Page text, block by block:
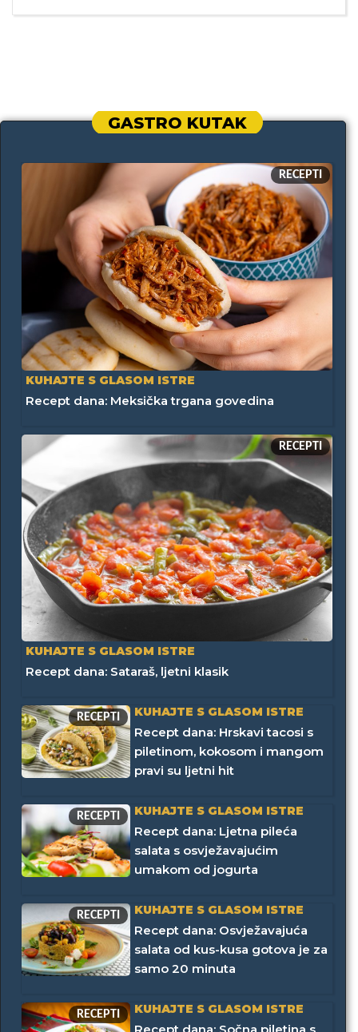
GASTRO KUTAK
RECEPTI
KUHAJTE S GLASOM ISTRE
Recept dana: Meksička trgana govedina
RECEPTI
KUHAJTE S GLASOM ISTRE
Recept dana: Sataraš, ljetni klasik
RECEPTI KUHAJTE S GLASOM ISTRE
Recept dana: Hrskavi tacosi s
piletinom, kokosom i mangom
pravi su ljetni hit
RECEPTI KUHAJTE S GLASOM ISTRE
Recept dana: Ljetna pileća
salata s osvježavajućim
umakom od jogurta
RECEPTI KUHAJTE S GLASOM ISTRE
Recept dana: Osvježavajuća
salata od kus-kusa gotova je za
samo 20 minuta
RECEPTI KUHAJTE S GLASOM ISTRE